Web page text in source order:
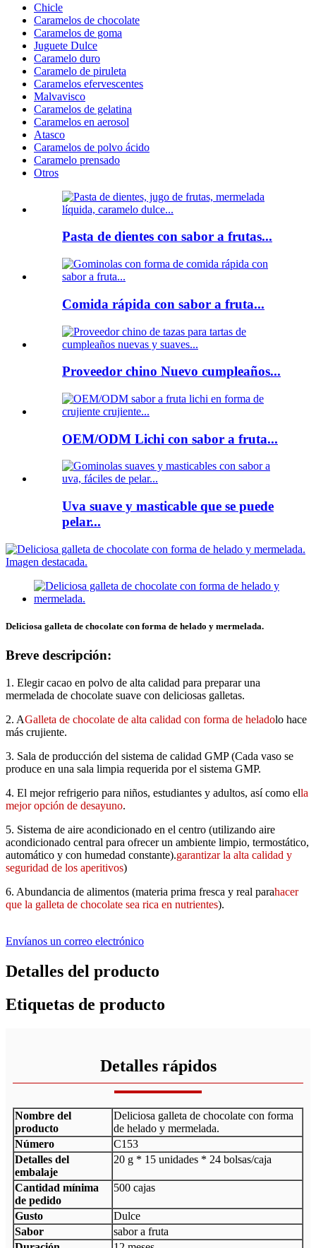
Chicle
Caramelos de chocolate
Caramelos de goma
Juguete Dulce
Caramelo duro
Caramelo de piruleta
Caramelos efervescentes
Malvavisco
Caramelos de gelatina
Caramelos en aerosol
Atasco
Caramelos de polvo ácido
Caramelo prensado
Otros
Pasta de dientes con sabor a frutas...
Comida rápida con sabor a fruta...
Proveedor chino Nuevo cumpleaños...
OEM/ODM Lichi con sabor a fruta...
Uva suave y masticable que se puede
pelar...
Deliciosa galleta de chocolate con forma de helado y mermelada.
Breve descripción:
1. Elegir cacao en polvo de alta calidad para preparar una
mermelada de chocolate suave con deliciosas galletas.
2. AGalleta de chocolate de alta calidad con forma de heladolo hace
más crujiente.
3. Sala de producción del sistema de calidad GMP (Cada vaso se
produce en una sala limpia requerida por el sistema GMP.
4. El mejor refrigerio para niños, estudiantes y adultos, así como ella
mejor opción de desayuno.
5. Sistema de aire acondicionado en el centro (utilizando aire
acondicionado central para ofrecer un ambiente limpio, termostático,
automático y con humedad constante).garantizar la alta calidad y
seguridad de los aperitivos)
6. Abundancia de alimentos (materia prima fresca y real parahacer
que la galleta de chocolate sea rica en nutrientes).
Envíanos un correo electrónico
Detalles del producto
Etiquetas de producto
Detalles rápidos
Nombre del
producto
Deliciosa galleta de chocolate con forma
de helado y mermelada.
Número
C153
Detalles del
embalaje
20 g * 15 unidades * 24 bolsas/caja
Cantidad mínima
de pedido
500 cajas
Gusto
Dulce
Sabor
sabor a fruta